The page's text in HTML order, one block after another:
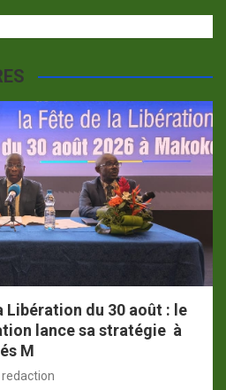
du 30 août : le
lance sa stratégie à
M
redaction